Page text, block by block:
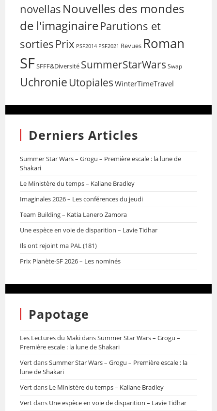
novellas Nouvelles des mondes
de l'imaginaireParutions et
sorties Prix PSF2014 PSF2021 Revues Roman
SFSFFF&Diversité SummerStarWars Swap
Uchronie Utopiales WinterTimeTravel
Derniers Articles
Summer Star Wars – Grogu – Première escale : la lune de
Shakari
Le Ministère du temps – Kaliane Bradley
Imaginales 2026 – Les conférences du jeudi
Team Building – Katia Lanero Zamora
Une espèce en voie de disparition – Lavie Tidhar
Ils ont rejoint ma PAL (181)
Prix Planète-SF 2026 – Les nominés
Papotage
Les Lectures du MakidansSummer Star Wars – Grogu –
Première escale : la lune de Shakari
VertdansSummer Star Wars – Grogu – Première escale : la
lune de Shakari
Vertdans Le Ministère du temps – Kaliane Bradley
Vertdans Une espèce en voie de disparition – Lavie Tidhar